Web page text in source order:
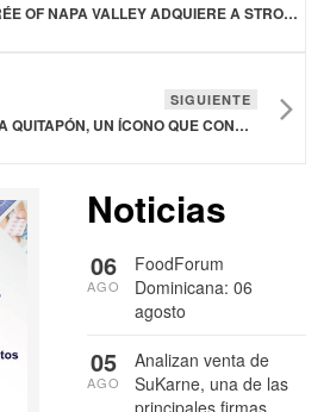
THE PERFECT PURÉE OF NAPA VALLEY ADQUIERE A STRONGWATER PARA AMPLIAR SU OFERTA DE CERVEZAS ARTESANALES
SIGUIENTE
TECATE TRAE DE VUELTA QUITAPÓN, UN ÍCONO QUE CONVIRTIÓ LA FORMA DE ABRIR UNA CERVEZA
Noticias
FoodForum
Dominicana: 06
agosto
06
AGO
Analizan venta de
SuKarne, una de las
principales firmas
05
AGO